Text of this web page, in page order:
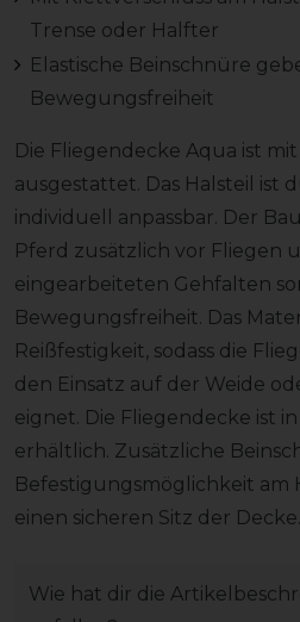
Trense oder Halfter
Elastische Beinschnüre
Bewegungsfreiheit
Die Fliegendecke Aqua ist
ausgestattet. Das Halsteil ist
individuell anpassbar. Der
Pferd zusätzlich vor Fliegen
eingearbeiteten Gehfalten
Bewegungsfreiheit. Das
Reißfestigkeit, sodass die
den Einsatz auf der Weide
eignet. Die Fliegendecke ist
erhältlich. Zusätzliche
Befestigungsmöglichkeit am
einen sicheren Sitz der Decke.
Wie hat dir die